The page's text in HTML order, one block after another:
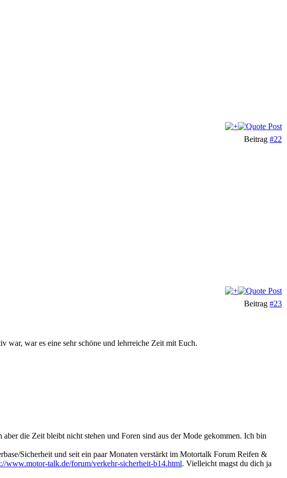
Beitrag #22
Beitrag #23
war, war es eine sehr schöne und lehrreiche Zeit mit Euch.
die Zeit bleibt nicht stehen und Foren sind aus der Mode gekommen. Ich bin
Sicherheit und seit ein paar Monaten verstärkt im Motortalk Forum Reifen &
www.motor-talk.de/forum/verkehr-sicherheit-b14.html. Vielleicht magst du dich ja